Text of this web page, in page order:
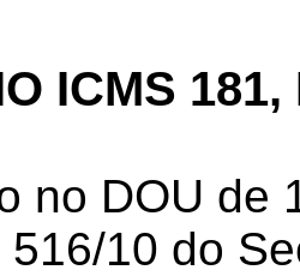
ICMS
no DOU de
516/10 do